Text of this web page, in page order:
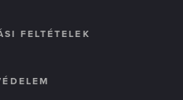
FELTÉTELEK